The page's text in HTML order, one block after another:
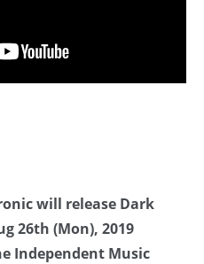
will release Dark
26th (Mon), 2019
Independent Music